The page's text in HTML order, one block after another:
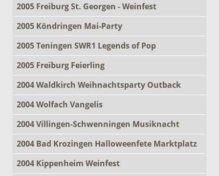
2005 Freiburg St. Georgen - Weinfest
2005 Köndringen Mai-Party
2005 Teningen SWR1 Legends of Pop
2005 Freiburg Feierling
2004 Waldkirch Weihnachtsparty Outback
2004 Wolfach Vangelis
2004 Villingen-Schwenningen Musiknacht
2004 Bad Krozingen Halloweenfete Marktplatz
2004 Kippenheim Weinfest